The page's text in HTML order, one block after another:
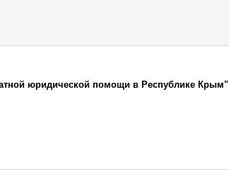
юридической помощи в Республике Крым"